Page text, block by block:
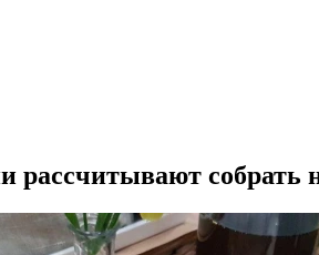
рассчитывают собрать